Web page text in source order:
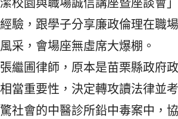
校園與職場誠信講座暨座談會
驗，跟學子分享廉政倫理在職
采，會場座無虛席大爆棚。
繼圃律師，原本是苗栗縣政府
當重要性，決定轉攻讀法律並
社會的中醫診所鉛中毒案中，